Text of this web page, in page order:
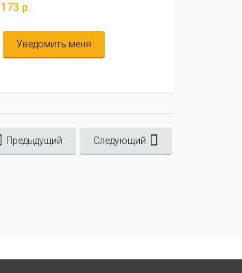
173 р.
Уведомить меня
Предыдущий Следующий